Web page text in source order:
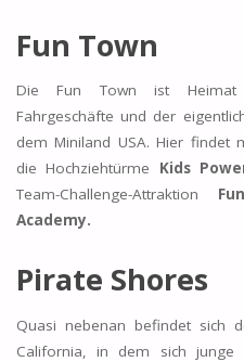
Fun Town
Die Fun Town ist Heimat
Fahrgeschäfte und der
dem Miniland USA. Hier findet
die Hochziehtürme Kids
Team-Challenge-Attraktion
Academy.
Pirate Shores
Quasi nebenan befindet sich
California, in dem sich junge